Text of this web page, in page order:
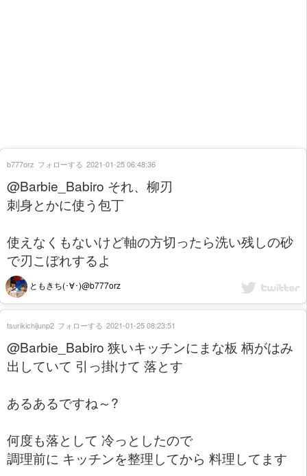
@Barbie_Babiro それ、柳刃
刺身とかに使う包丁
使えなくもないけど軸の方切ったら洗い残しの砂
で刃こぼれするよ
ともきち(･∀･)@b777orz
b777orz フォローする 2021-01-25 06:48:36
@Barbie_Babiro 狭いキッチンにまな板 柄がはみ
出していて 引っ掛けて 落とす
あるあるですね～?
何度も落として 冷っとしたので
調理前に キッチンを整理してから 料理してます
tsurikichijunp2 フォローする 2021-01-25 08:23:51